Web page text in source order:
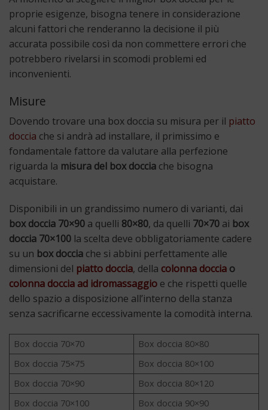
proprie esigenze, bisogna tenere in considerazione
alcuni fattori che renderanno la decisione il più
accurata possibile così da non commettere errori che
potrebbero rivelarsi in scomodi problemi ed
inconvenienti.
Misure
Dovendo trovare una box doccia su misura per il piatto
doccia che si andrà ad installare, il primissimo e
fondamentale fattore da valutare alla perfezione
riguarda la misura del box doccia che bisogna
acquistare.
Disponibili in un grandissimo numero di varianti, dai
box doccia 70×90 a quelli 80×80, da quelli 70×70 ai box
doccia 70×100 la scelta deve obbligatoriamente cadere
su un box doccia che si abbini perfettamente alle
dimensioni del piatto doccia, della colonna doccia o
colonna doccia ad idromassaggio e che rispetti quelle
dello spazio a disposizione all’interno della stanza
senza sacrificarne eccessivamente la comodità interna.
Box doccia 70×70
Box doccia 80×80
Box doccia 75×75
Box doccia 80×100
Box doccia 70×90
Box doccia 80×120
Box doccia 70×100
Box doccia 90×90